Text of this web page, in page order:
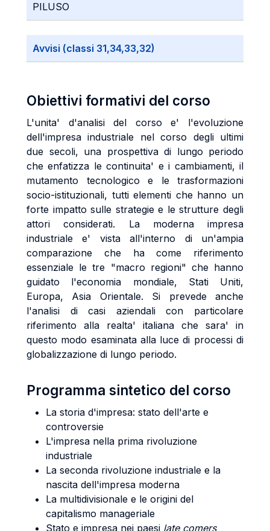
PILUSO
Avvisi (classi 31,34,33,32)
Obiettivi formativi del corso
L'unita' d'analisi del corso e' l'evoluzione
dell'impresa industriale nel corso degli ultimi
due secoli, una prospettiva di lungo periodo
che enfatizza le continuita' e i cambiamenti, il
mutamento tecnologico e le trasformazioni
socio-istituzionali, tutti elementi che hanno un
forte impatto sulle strategie e le strutture degli
attori considerati. La moderna impresa
industriale e' vista all'interno di un'ampia
comparazione che ha come riferimento
essenziale le tre "macro regioni" che hanno
guidato l'economia mondiale, Stati Uniti,
Europa, Asia Orientale. Si prevede anche
l'analisi di casi aziendali con particolare
riferimento alla realta' italiana che sara' in
questo modo esaminata alla luce di processi di
globalizzazione di lungo periodo.
Programma sintetico del corso
La storia d'impresa: stato dell'arte e
controversie
L'impresa nella prima rivoluzione
industriale
La seconda rivoluzione industriale e la
nascita dell'impresa moderna
La multidivisionale e le origini del
capitalismo manageriale
Stato e impresa nei paesi late comers